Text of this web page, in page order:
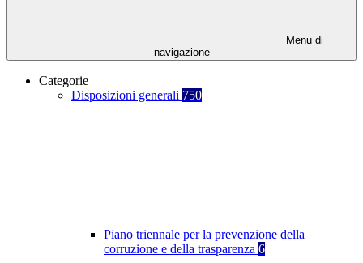
Menu di
navigazione
Categorie
Disposizioni generali 750
Piano triennale per la prevenzione della
corruzione e della trasparenza 6